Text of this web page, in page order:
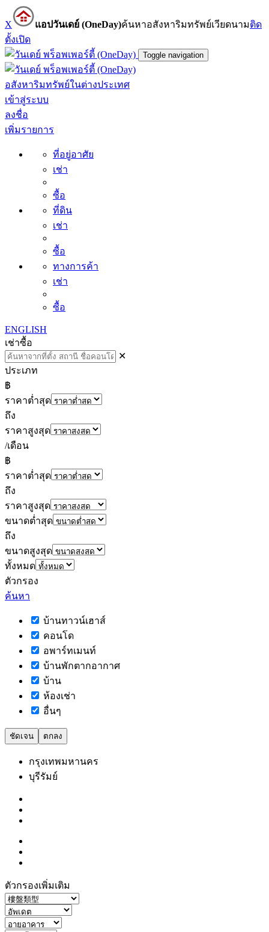
X แอปวันเดย์ (OneDay)ค้นหาอสังหาริมทรัพย์เวียดนามติด
ตั้งเปิด
Toggle navigation
อสังหาริมทรัพย์ในต่างประเทศ
เข้าสู่ระบบ
ลงชื่อ
เพิ่มรายการ
ที่อยู่อาศัย
เช่า
ซื้อ
ที่ดิน
เช่า
ซื้อ
ทางการค้า
เช่า
ซื้อ
ENGLISH
เช่าซื้อ
✕
ประเภท
฿
ราคาต่ำสุด
ถึง
ราคาสูงสุด
/เดือน
฿
ราคาต่ำสุด
ถึง
ราคาสูงสุด
ขนาดต่ำสุด
ถึง
ขนาดสูงสุด
ทั้งหมด
ตัวกรอง
ค้นหา
บ้านทาวน์เฮาส์
คอนโด
อพาร์ทเมนท์
บ้านพักตากอากาศ
บ้าน
ห้องเช่า
อื่นๆ
ชัดเจน ตกลง
กรุงเทพมหานคร
บุรีรัมย์
ตัวกรองเพิ่มเติม